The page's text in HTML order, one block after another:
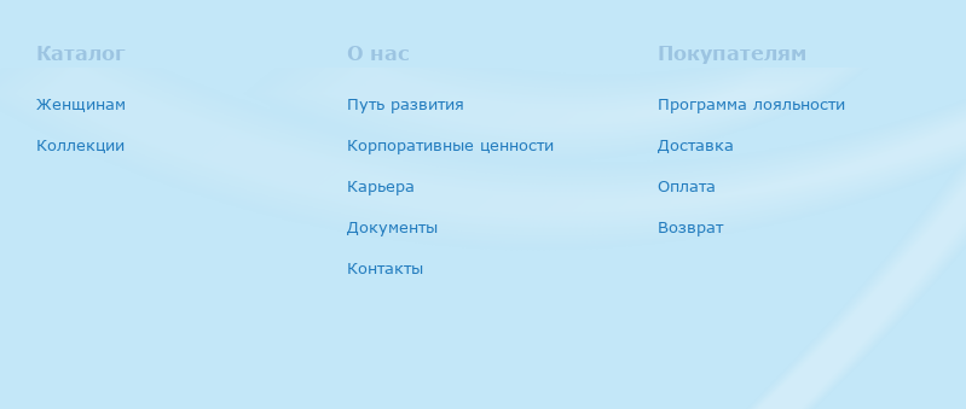
Каталог
Женщинам
Коллекции
О нас
Путь развития
Корпоративные ценности
Карьера
Документы
Контакты
Покупателям
Программа лояльности
Доставка
Оплата
Возврат